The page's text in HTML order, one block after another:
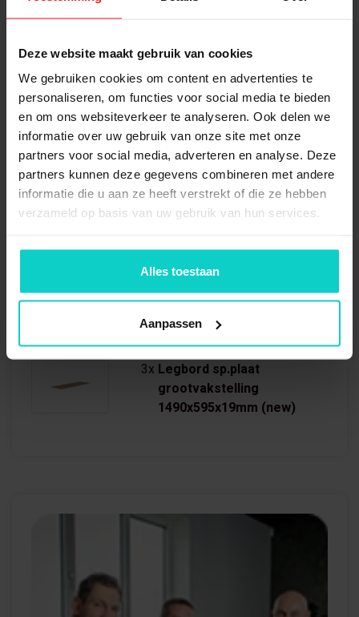
Deze website maakt gebruik van cookies
We gebruiken cookies om content en advertenties te
personaliseren, om functies voor social media te bieden
en om ons websiteverkeer te analyseren. Ook delen we
informatie over uw gebruik van onze site met onze
partners voor social media, adverteren en analyse. Deze
partners kunnen deze gegevens combineren met andere
informatie die u aan ze heeft verstrekt of die ze hebben
verzameld op basis van uw gebruik van hun services.
Alles toestaan
Aanpassen
(hxbxd) bestaat uit:
1xStaander Kimer
2250x600mm 522/23
incl.voormontage
6x Ligger 150cm Kimer "Z-S"
12xBorgpen Kimer
3x Legbord sp.plaat
grootvakstelling
1490x595x19mm (new)